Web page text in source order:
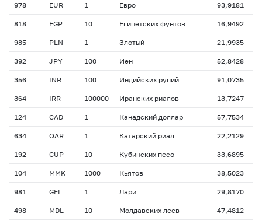
978 EUR 1 Евро 93,9181
818 EGP 10 Египетских фунтов 16,9492
985 PLN 1 Злотый 21,9935
392 JPY 100 Иен 52,8428
356 INR 100 Индийских рупий 91,0735
364 IRR 100000 Иранских риалов 13,7247
124 CAD 1 Канадский доллар 57,7534
634 QAR 1 Катарский риал 22,2129
192 CUP 10 Кубинских песо 33,6895
104 MMK 1000 Кьятов 38,5023
981 GEL 1 Лари 29,8170
498 MDL 10 Молдавских леев 47,4812